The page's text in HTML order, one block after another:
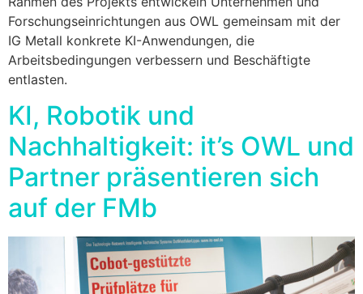
Forschungseinrichtungen aus OWL gemeinsam mit der
IG Metall konkrete KI-Anwendungen, die
Arbeitsbedingungen verbessern und Beschäftigte
entlasten.
KI, Robotik und
Nachhaltigkeit: it’s OWL und
Partner präsentieren sich
auf der FMb